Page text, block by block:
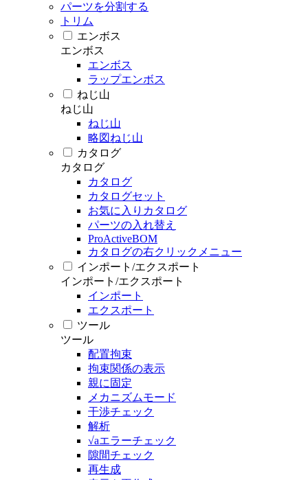
パーツを分割する
トリム
エンボス
エンボス
エンボス
ラップエンボス
ねじ山
ねじ山
ねじ山
略図ねじ山
カタログ
カタログ
カタログ
カタログセット
お気に入りカタログ
パーツの入れ替え
ProActiveBOM
カタログの右クリックメニュー
インポート/エクスポート
インポート/エクスポート
インポート
エクスポート
ツール
ツール
配置拘束
拘束関係の表示
親に固定
メカニズムモード
干渉チェック
解析
√aエラーチェック
隙間チェック
再生成